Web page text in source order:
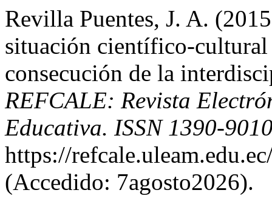
Revilla Puentes, J. A.
situación científico-cultural
consecución de la
REFCALE: Revista
Educativa. ISSN 1390-
https://
(Accedido: 7agosto2026).